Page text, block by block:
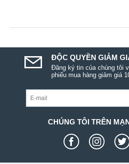
ĐỘC QUYỀN GIẢM
Đăng ký tin của chúng tôi
phiếu mua hàng giảm giá
CHÚNG TÔI TRÊN